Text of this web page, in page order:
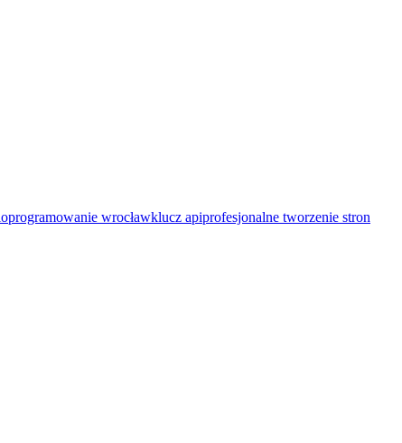
oprogramowanie wrocławklucz apiprofesjonalne tworzenie stron